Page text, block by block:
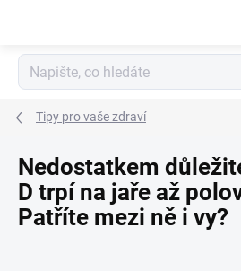
Tipy pro vaše zdraví
Nedostatkem
D trpí na jaře až
Patříte mezi ně i vy?